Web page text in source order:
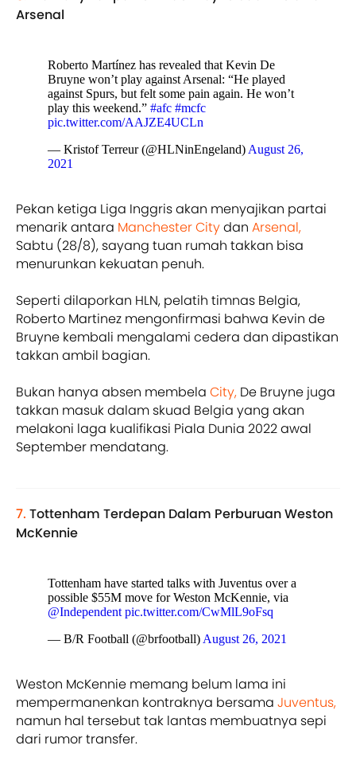
Arsenal
Roberto Martínez has revealed that Kevin De
Bruyne won’t play against Arsenal: “He played
against Spurs, but felt some pain again. He won’t
play this weekend.” #afc #mcfc
pic.twitter.com/AAJZE4UCLn
— Kristof Terreur (@HLNinEngeland)August 26,
2021
Pekan ketiga Liga Inggris akan menyajikan partai
menarik antara Manchester Citydan Arsenal,
Sabtu (28/8), sayang tuan rumah takkan bisa
menurunkan kekuatan penuh.
Seperti dilaporkan HLN, pelatih timnas Belgia,
Roberto Martinez mengonfirmasi bahwa Kevin de
Bruyne kembali mengalami cedera dan dipastikan
takkan ambil bagian.
Bukan hanya absen membela City, De Bruyne juga
takkan masuk dalam skuad Belgia yang akan
melakoni laga kualifikasi Piala Dunia 2022 awal
September mendatang.
7. Tottenham Terdepan Dalam Perburuan Weston
McKennie
Tottenham have started talks with Juventus over a
possible $55M move for Weston McKennie, via
@Independent pic.twitter.com/CwMlL9oFsq
— B/R Football (@brfootball)August 26, 2021
Weston McKennie memang belum lama ini
mempermanenkan kontraknya bersama Juventus,
namun hal tersebut tak lantas membuatnya sepi
dari rumor transfer.